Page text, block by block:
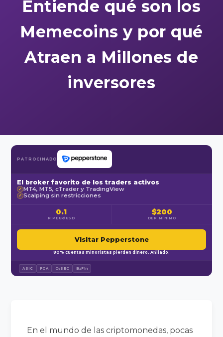
Entiende qué son los
Memecoins y por qué
Atraen a Millones de
inversores
PATROCINADO
El broker favorito de los traders activos
✓ MT4, MT5, cTrader y TradingView
✓ Scalping sin restricciones
0.1
PIP EUR/USD
$200
DEP. MÍNIMO
Visitar Pepperstone
80% cuentas minoristas pierden dinero. Afiliado.
ASIC FCA CySEC BaFin
En el mundo de las criptomonedas, pocas